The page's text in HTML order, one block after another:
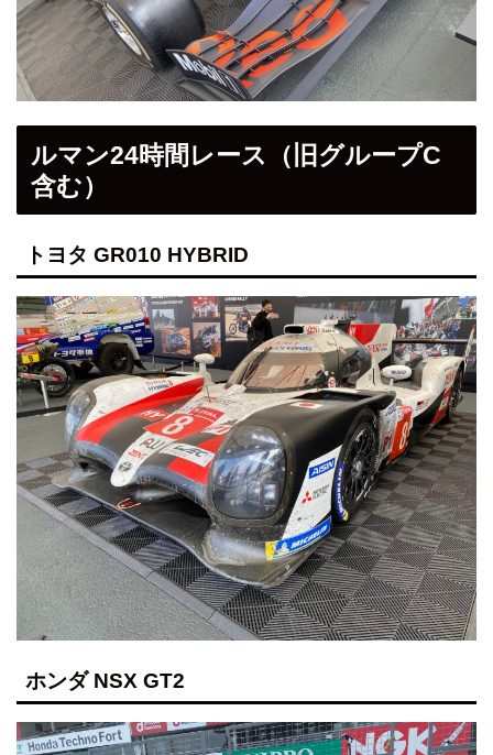
ルマン24時間レース（旧グループC
含む）
トヨタ GR010 HYBRID
ホンダ NSX GT2